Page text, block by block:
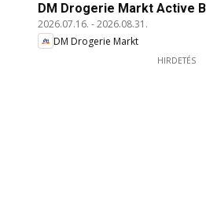
DM Drogerie Markt Active
2026.07.16. -2026.08.31.
DM Drogerie Markt
HIRDETÉS